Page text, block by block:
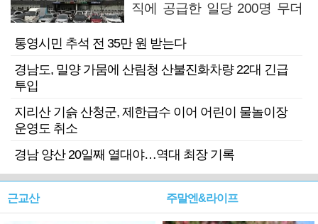
직에 공급한 일당 200명 무더
통영시민 추석 전 35만 원 받는다
경남도, 밀양 가뭄에 산림청 산불진화차량 22대 긴급
투입
지리산 기슭 산청군, 제한급수 이어 어린이 물놀이장
운영도 취소
경남 양산 20일째 열대야…역대 최장 기록
근교산 주말엔&라이프